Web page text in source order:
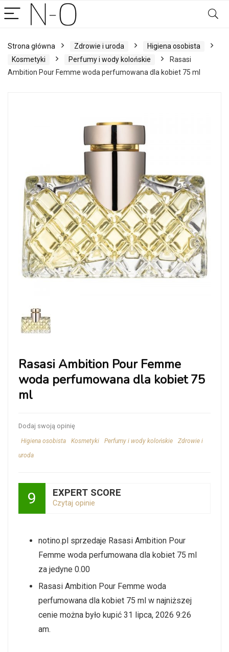
Strona główna Zdrowie i uroda
Higiena osobista
Kosmetyki
Perfumy i wody kolońskie
Rasasi
Ambition Pour Femme woda perfumowana dla kobiet 75 ml
Rasasi Ambition Pour Femme
woda perfumowana dla kobiet 75
ml
Dodaj swoją opinię
Higiena osobista Kosmetyki Perfumy i wody kolońskie
Zdrowie i
uroda
9 EXPERT SCORE
Czytaj opinie
notino.pl sprzedaje Rasasi Ambition Pour
Femme woda perfumowana dla kobiet 75 ml
za jedyne 0.00
Rasasi Ambition Pour Femme woda
perfumowana dla kobiet 75 ml w najniższej
cenie można było kupić 31 lipca, 2026 9:26
am.